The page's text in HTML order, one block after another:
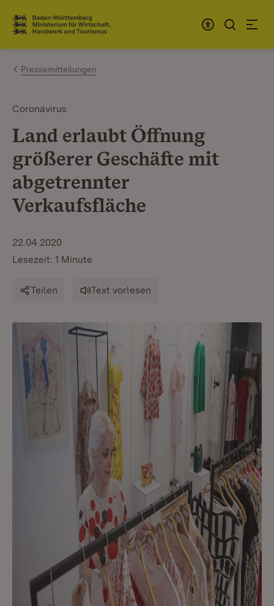
Zum Inhalt springen
Link zur Startseite
Pressemitteilungen
Coronavirus
Land erlaubt Öffnung
größerer Geschäfte mit
abgetrennter
Verkaufsfläche
22.04.2020
Lesezeit: 1 Minute
Teilen Text vorlesen